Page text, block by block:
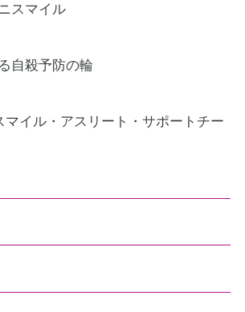
スマイル
自殺予防の輪
イル・アスリート・サポートチー